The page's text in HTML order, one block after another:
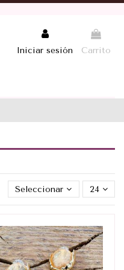
Iniciar sesión Carrito
Seleccionar 24